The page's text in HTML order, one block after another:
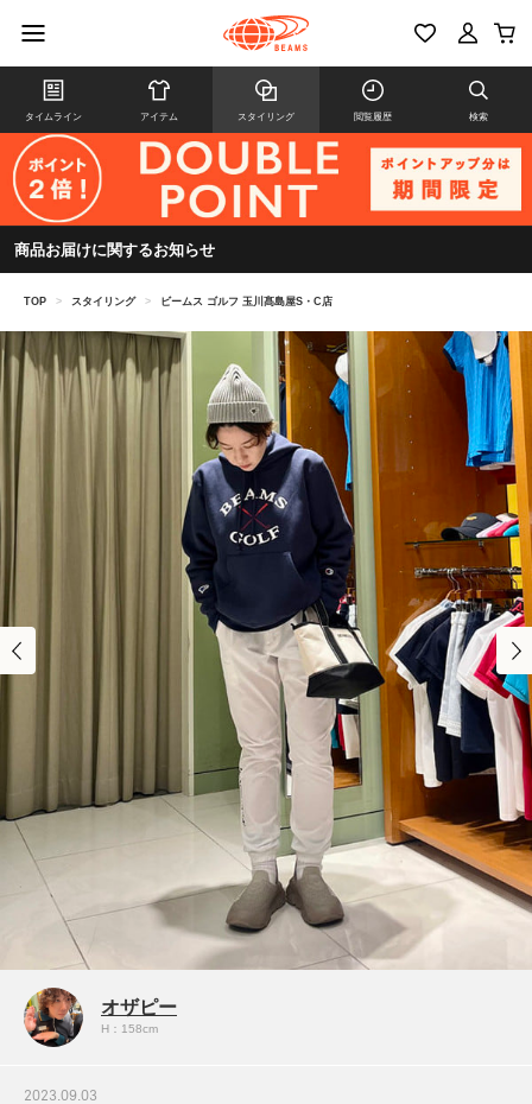
タイムライン アイテム スタイリング 閲覧履歴 検索
商品お届けに関するお知らせ
TOP > スタイリング > ビームス ゴルフ 玉川髙島屋S・C店
オザピー
H：158cm
2023.09.03